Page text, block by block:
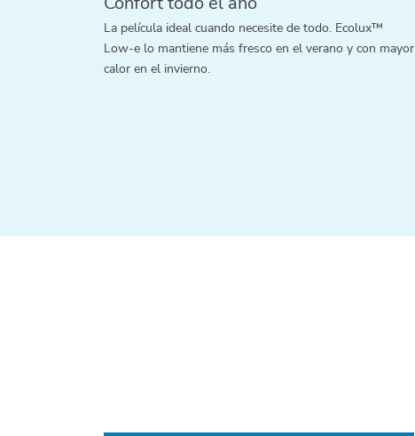
La película ideal cuando necesite de todo. Ecolux™
Low-e lo mantiene más fresco en el verano y con mayor
calor en el invierno.